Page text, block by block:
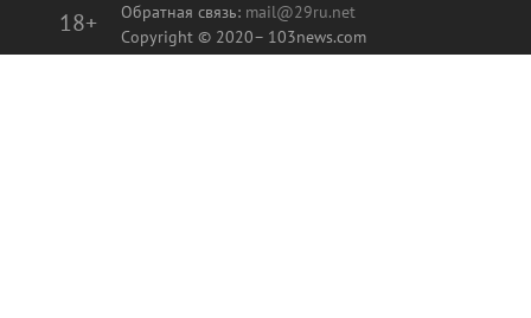
18+ Обратная связь: mail@29ru.net
Copyright © 2020– 103news.com